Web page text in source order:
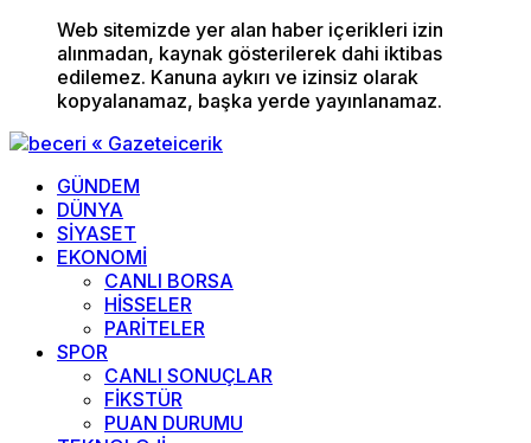
Web sitemizde yer alan haber içerikleri izin
alınmadan, kaynak gösterilerek dahi iktibas
edilemez. Kanuna aykırı ve izinsiz olarak
kopyalanamaz, başka yerde yayınlanamaz.
GÜNDEM
DÜNYA
SİYASET
EKONOMİ
CANLI BORSA
HİSSELER
PARİTELER
SPOR
CANLI SONUÇLAR
FİKSTÜR
PUAN DURUMU